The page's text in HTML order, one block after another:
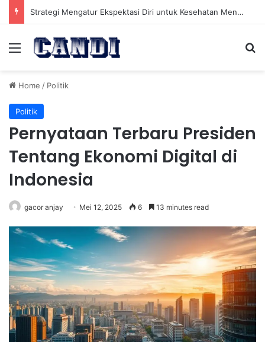
Strategi Mengatur Ekspektasi Diri untuk Kesehatan Mental yang Lebih Seimbang
Menu
Home / Politik
Politik
Pernyataan Terbaru Presiden
Tentang Ekonomi Digital di
Indonesia
gacor anjay Mei 12, 2025 6 13 minutes read